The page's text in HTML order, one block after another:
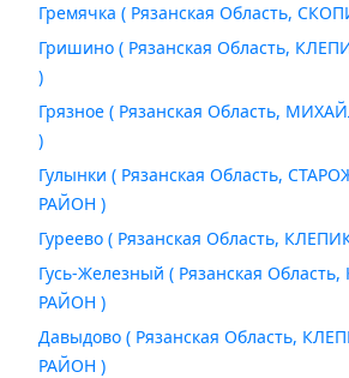
Гремячка ( Рязанская Область,
Гришино ( Рязанская Область,
)
Грязное ( Рязанская Область,
)
Гулынки ( Рязанская Область,
РАЙОН )
Гуреево ( Рязанская Область,
Гусь-Железный ( Рязанская
РАЙОН )
Давыдово ( Рязанская Область,
РАЙОН )